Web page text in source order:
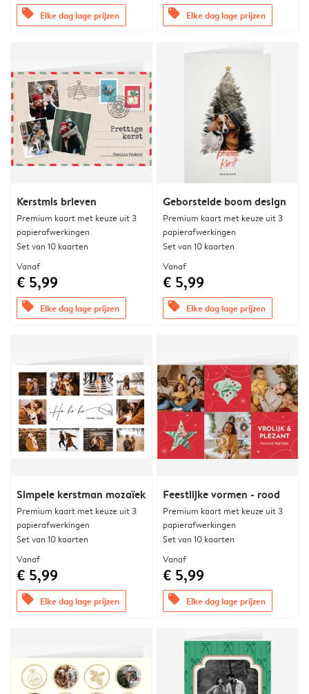
offers Elke dag lage prijzen offers Elke dag lage prijzen
Kerstmis brieven
Premium kaart met keuze uit 3
papierafwerkingen
Set van 10 kaarten
Vanaf
€ 5,99
offers Elke dag lage prijzen
Geborstelde boom design
Premium kaart met keuze uit 3
papierafwerkingen
Set van 10 kaarten
Vanaf
€ 5,99
offers Elke dag lage prijzen
Simpele kerstman mozaïek
Premium kaart met keuze uit 3
papierafwerkingen
Set van 10 kaarten
Vanaf
€ 5,99
offers Elke dag lage prijzen
Feestlijke vormen - rood
Premium kaart met keuze uit 3
papierafwerkingen
Set van 10 kaarten
Vanaf
€ 5,99
offers Elke dag lage prijzen